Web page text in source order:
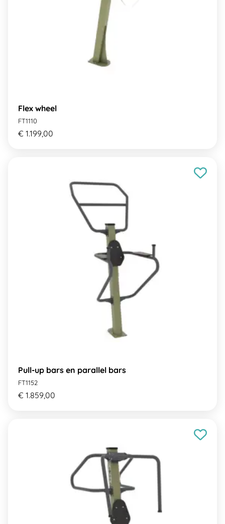
Flex wheel
FT1110
€ 1.199,00
Pull-up bars en parallel bars
FT1152
€ 1.859,00